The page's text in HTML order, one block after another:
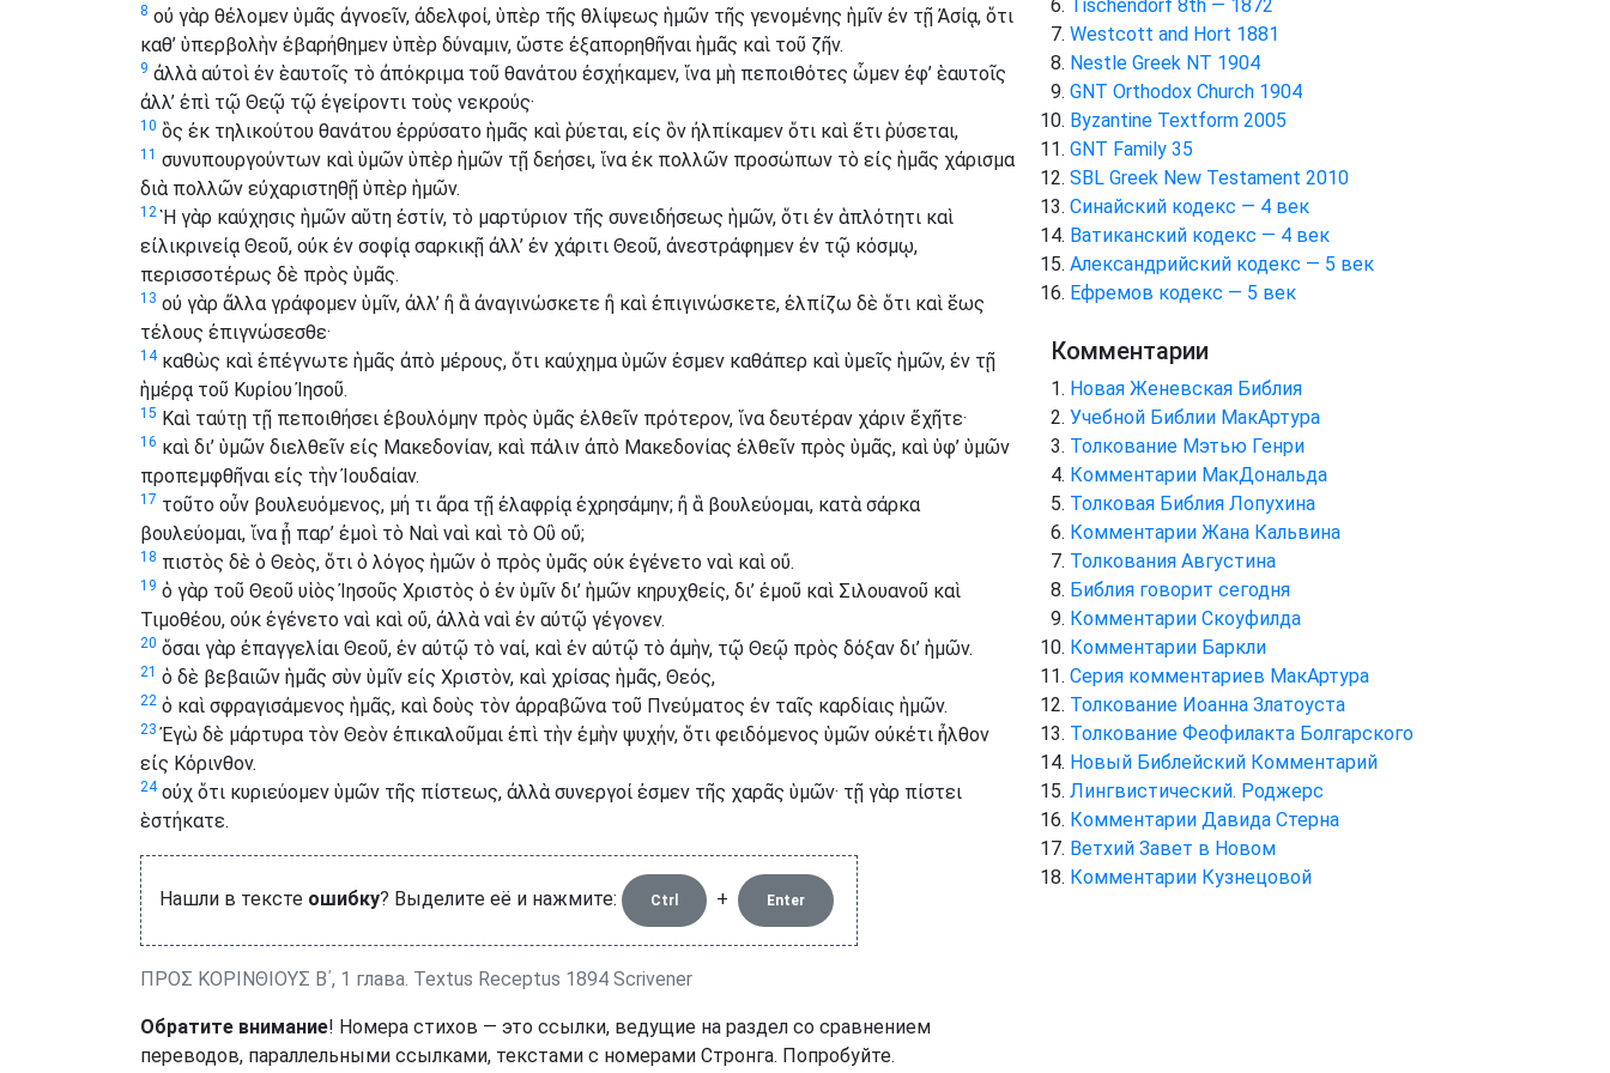
8 οὐ γὰρ θέλομεν ὑμᾶς ἀγνοεῖν, ἀδελφοί, ὑπὲρ τῆς θλίψεως ἡμῶν τῆς γενομένης ἡμῖν ἐν τῇ Ἀσίᾳ, ὅτι
καθ’ ὑπερβολὴν ἐβαρήθημεν ὑπὲρ δύναμιν, ὥστε ἐξαπορηθῆναι ἡμᾶς καὶ τοῦ ζῆν.
9 ἀλλὰ αὐτοὶ ἐν ἑαυτοῖς τὸ ἀπόκριμα τοῦ θανάτου ἐσχήκαμεν, ἵνα μὴ πεποιθότες ὦμεν ἐφ’ ἑαυτοῖς
ἀλλ’ ἐπὶ τῷ Θεῷ τῷ ἐγείροντι τοὺς νεκρούς·
10 ὃς ἐκ τηλικούτου θανάτου ἐρρύσατο ἡμᾶς καὶ ῥύεται, εἰς ὃν ἠλπίκαμεν ὅτι καὶ ἔτι ῥύσεται,
11 συνυπουργούντων καὶ ὑμῶν ὑπὲρ ἡμῶν τῇ δεήσει, ἵνα ἐκ πολλῶν προσώπων τὸ εἰς ἡμᾶς χάρισμα
διὰ πολλῶν εὐχαριστηθῇ ὑπὲρ ἡμῶν.
12Ἡ γὰρ καύχησις ἡμῶν αὕτη ἐστίν, τὸ μαρτύριον τῆς συνειδήσεως ἡμῶν, ὅτι ἐν ἁπλότητι καὶ
εἰλικρινείᾳ Θεοῦ, οὐκ ἐν σοφίᾳ σαρκικῇ ἀλλ’ ἐν χάριτι Θεοῦ, ἀνεστράφημεν ἐν τῷ κόσμῳ,
περισσοτέρως δὲ πρὸς ὑμᾶς.
13 οὐ γὰρ ἄλλα γράφομεν ὑμῖν, ἀλλ’ ἢ ἃ ἀναγινώσκετε ἢ καὶ ἐπιγινώσκετε, ἐλπίζω δὲ ὅτι καὶ ἕως
τέλους ἐπιγνώσεσθε·
14καθὼς καὶ ἐπέγνωτε ἡμᾶς ἀπὸ μέρους, ὅτι καύχημα ὑμῶν ἐσμεν καθάπερ καὶ ὑμεῖς ἡμῶν, ἐν τῇ
ἡμέρᾳ τοῦ Κυρίου Ἰησοῦ.
15 Καὶ ταύτῃ τῇ πεποιθήσει ἐβουλόμην πρὸς ὑμᾶς ἐλθεῖν πρότερον, ἵνα δευτέραν χάριν ἔχῆτε·
16 καὶ δι’ ὑμῶν διελθεῖν εἰς Μακεδονίαν, καὶ πάλιν ἀπὸ Μακεδονίας ἐλθεῖν πρὸς ὑμᾶς, καὶ ὑφ’ ὑμῶν
προπεμφθῆναι εἰς τὴν Ἰουδαίαν.
17 τοῦτο οὖν βουλευόμενος, μή τι ἄρα τῇ ἐλαφρίᾳ ἐχρησάμην; ἢ ἃ βουλεύομαι, κατὰ σάρκα
βουλεύομαι, ἵνα ᾖ παρ’ ἐμοὶ τὸ Ναὶ ναὶ καὶ τὸ Οὒ οὔ;
18 πιστὸς δὲ ὁ Θεὸς, ὅτι ὁ λόγος ἡμῶν ὁ πρὸς ὑμᾶς οὐκ ἐγένετο ναὶ καὶ οὔ.
19 ὁ γὰρ τοῦ Θεοῦ υἱὸς Ἰησοῦς Χριστὸς ὁ ἐν ὑμῖν δι’ ἡμῶν κηρυχθείς, δι’ ἐμοῦ καὶ Σιλουανοῦ καὶ
Τιμοθέου, οὐκ ἐγένετο ναὶ καὶ οὔ, ἀλλὰ ναὶ ἐν αὐτῷ γέγονεν.
20 ὅσαι γὰρ ἐπαγγελίαι Θεοῦ, ἐν αὐτῷ τὸ ναί, καὶ ἐν αὐτῷ τὸ ἀμὴν, τῷ Θεῷ πρὸς δόξαν δι’ ἡμῶν.
21 ὁ δὲ βεβαιῶν ἡμᾶς σὺν ὑμῖν εἰς Χριστὸν, καὶ χρίσας ἡμᾶς, Θεός,
22 ὁ καὶ σφραγισάμενος ἡμᾶς, καὶ δοὺς τὸν ἀρραβῶνα τοῦ Πνεύματος ἐν ταῖς καρδίαις ἡμῶν.
23 Ἐγὼ δὲ μάρτυρα τὸν Θεὸν ἐπικαλοῦμαι ἐπὶ τὴν ἐμὴν ψυχήν, ὅτι φειδόμενος ὑμῶν οὐκέτι ἦλθον
εἰς Κόρινθον.
24οὐχ ὅτι κυριεύομεν ὑμῶν τῆς πίστεως, ἀλλὰ συνεργοί ἐσμεν τῆς χαρᾶς ὑμῶν· τῇ γὰρ πίστει
ἑστήκατε.
Нашли в тексте ошибку? Выделите её и нажмите: Ctrl + Enter
ΠΡΟΣ ΚΟΡΙΝΘΙΟΥΣ Β΄, 1 глава. Textus Receptus 1894 Scrivener
Обратите внимание! Номера стихов — это ссылки, ведущие на раздел со сравнением
переводов, параллельными ссылками, текстами с номерами Стронга. Попробуйте.
Tischendorf 8th — 1872
Westcott and Hort 1881
Nestle Greek NT 1904
GNT Orthodox Church 1904
Byzantine Textform 2005
GNT Family 35
SBL Greek New Testament 2010
Синайский кодекс — 4 век
Ватиканский кодекс — 4 век
Александрийский кодекс — 5 век
Ефремов кодекс — 5 век
Комментарии
Новая Женевская Библия
Учебной Библии МакАртура
Толкование Мэтью Генри
Комментарии МакДональда
Толковая Библия Лопухина
Комментарии Жана Кальвина
Толкования Августина
Библия говорит сегодня
Комментарии Скоуфилда
Комментарии Баркли
Серия комментариев МакАртура
Толкование Иоанна Златоуста
Толкование Феофилакта Болгарского
Новый Библейский Комментарий
Лингвистический. Роджерс
Комментарии Давида Стерна
Ветхий Завет в Новом
Комментарии Кузнецовой